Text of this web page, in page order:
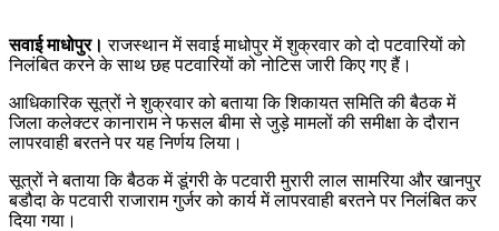
सवाई माधोपुर। राजस्थान में सवाई माधोपुर में शुक्रवार को दो पटवारियों को
निलंबित करने के साथ छह पटवारियों को नोटिस जारी किए गए हैं।
आधिकारिक सूत्रों ने शुक्रवार को बताया कि शिकायत समिति की बैठक में
जिला कलेक्टर कानाराम ने फसल बीमा से जुड़े मामलों की समीक्षा के दौरान
लापरवाही बरतने पर यह निर्णय लिया।
सूत्रों ने बताया कि बैठक में डूंगरी के पटवारी मुरारी लाल सामरिया और खानपुर
बडौदा के पटवारी राजाराम गुर्जर को कार्य में लापरवाही बरतने पर निलंबित कर
दिया गया।